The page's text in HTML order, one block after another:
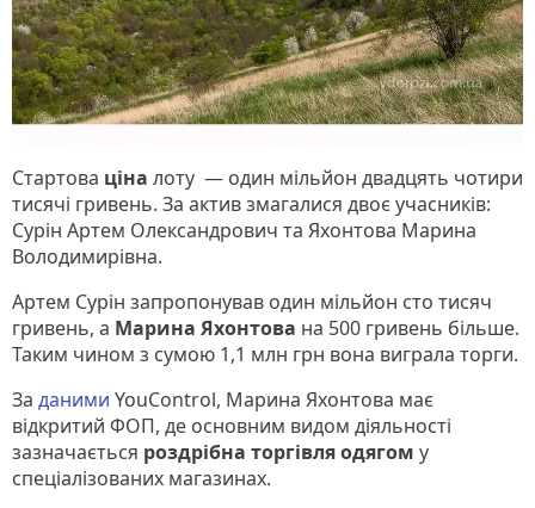
Стартова ціна лоту — один мільйон двадцять чотири
тисячі гривень. За актив змагалися двоє учасників:
Сурін Артем Олександрович та Яхонтова Марина
Володимирівна.
Артем Сурін запропонував один мільйон сто тисяч
гривень, а Марина Яхонтова на 500 гривень більше.
Таким чином з сумою 1,1 млн грн вона виграла торги.
За даними YouControl, Марина Яхонтова має
відкритий ФОП, де основним видом діяльності
зазначається роздрібна торгівля одягом у
спеціалізованих магазинах.